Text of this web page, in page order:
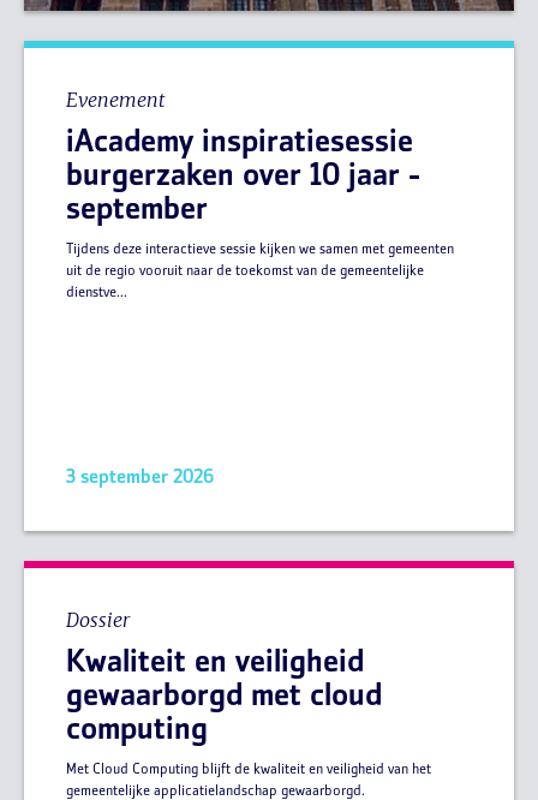
Evenement
iAcademy inspiratiesessie
burgerzaken over 10 jaar -
september
Tijdens deze interactieve sessie kijken we samen met gemeenten
uit de regio vooruit naar de toekomst van de gemeentelijke
dienstve...
3 september 2026
Dossier
Kwaliteit en veiligheid
gewaarborgd met cloud
computing
Met Cloud Computing blijft de kwaliteit en veiligheid van het
gemeentelijke applicatielandschap gewaarborgd.